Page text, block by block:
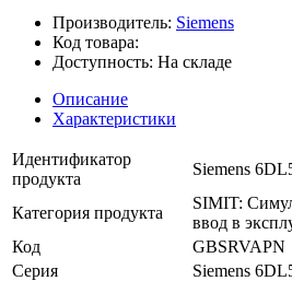
Производитель: Siemens
Код товара:
Доступность: На складе
Описание
Характеристики
Идентификатор
продукта
Siemens
Категория продукта
SIMIT:
ввод в
Код
GBSRVAPN
Серия
Siemens